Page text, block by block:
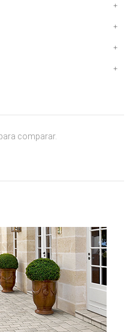
comparar.